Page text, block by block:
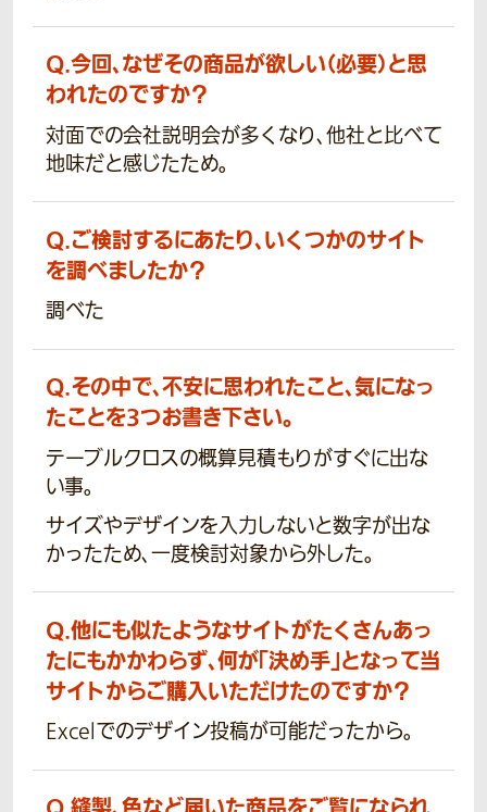
Q.今回、なぜその商品が欲しい（必要）と思
われたのですか？
対面での会社説明会が多くなり、他社と比べて
地味だと感じたため。
Q.ご検討するにあたり、いくつかのサイト
を調べましたか？
調べた
Q.その中で、不安に思われたこと、気になっ
たことを3つお書き下さい。
テーブルクロスの概算見積もりがすぐに出な
い事。
サイズやデザインを入力しないと数字が出な
かったため、一度検討対象から外した。
Q.他にも似たようなサイトがたくさんあっ
たにもかかわらず、何が「決め手」となって当
サイトからご購入いただけたのですか？
Excelでのデザイン投稿が可能だったから。